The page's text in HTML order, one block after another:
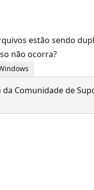
estão sendo
não ocorra?
Comunidade de